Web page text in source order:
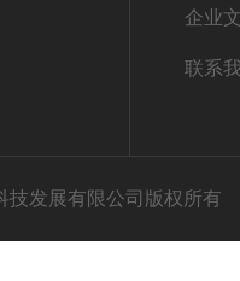
企业
联系
技发展有限公司版权所有